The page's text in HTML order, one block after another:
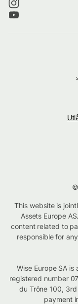
©
This website is
Assets Europe
content related to
responsible for
Wise Europe SA
registered number
du Trône 100, 3rd
payment